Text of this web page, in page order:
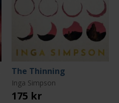
The Thinning
Inga Simpson
175 kr